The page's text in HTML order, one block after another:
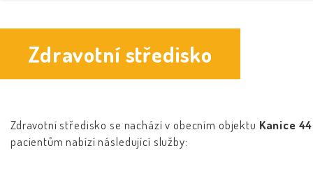
ÚŘEDNÍ DESKA
Zdravotní středisko
Zdravotní středisko se nachází v obecním objektu Kanice 44
pacientům nabízí následující služby: